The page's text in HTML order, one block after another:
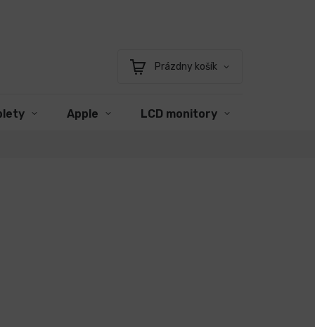
Nákupný
Prázdny košík
Apple LCD monitory